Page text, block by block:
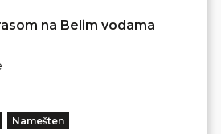
na Belim vodama
Namešten